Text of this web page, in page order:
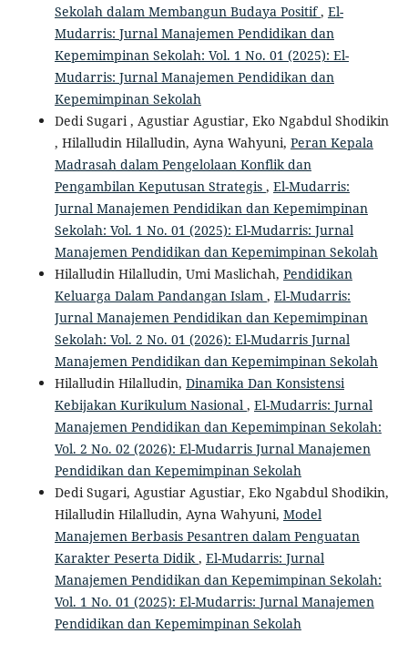
Sekolah dalam Membangun Budaya Positif, El-
Mudarris: Jurnal Manajemen Pendidikan dan
Kepemimpinan Sekolah: Vol. 1 No. 01 (2025): El-
Mudarris: Jurnal Manajemen Pendidikan dan
Kepemimpinan Sekolah
Dedi Sugari , Agustiar Agustiar, Eko Ngabdul Shodikin
, Hilalludin Hilalludin, Ayna Wahyuni, Peran Kepala
Madrasah dalam Pengelolaan Konflik dan
Pengambilan Keputusan Strategis , El-Mudarris:
Jurnal Manajemen Pendidikan dan Kepemimpinan
Sekolah: Vol. 1 No. 01 (2025): El-Mudarris: Jurnal
Manajemen Pendidikan dan Kepemimpinan Sekolah
Hilalludin Hilalludin, Umi Maslichah, Pendidikan
Keluarga Dalam Pandangan Islam , El-Mudarris:
Jurnal Manajemen Pendidikan dan Kepemimpinan
Sekolah: Vol. 2 No. 01 (2026): El-Mudarris Jurnal
Manajemen Pendidikan dan Kepemimpinan Sekolah
Hilalludin Hilalludin, Dinamika Dan Konsistensi
Kebijakan Kurikulum Nasional , El-Mudarris: Jurnal
Manajemen Pendidikan dan Kepemimpinan Sekolah:
Vol. 2 No. 02 (2026): El-Mudarris Jurnal Manajemen
Pendidikan dan Kepemimpinan Sekolah
Dedi Sugari, Agustiar Agustiar, Eko Ngabdul Shodikin,
Hilalludin Hilalludin, Ayna Wahyuni, Model
Manajemen Berbasis Pesantren dalam Penguatan
Karakter Peserta Didik, El-Mudarris: Jurnal
Manajemen Pendidikan dan Kepemimpinan Sekolah:
Vol. 1 No. 01 (2025): El-Mudarris: Jurnal Manajemen
Pendidikan dan Kepemimpinan Sekolah